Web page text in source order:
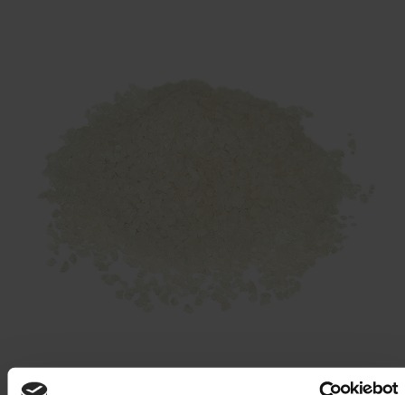
Abrasivi Amido di Mais innestato con acrilico eStrip®GPX